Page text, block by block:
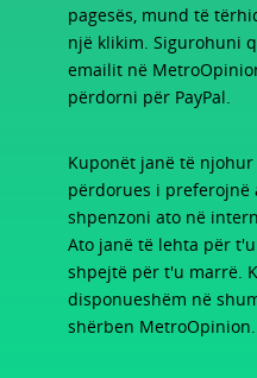
pagesës, mund të
një klikim. Sigurohuni
emailit në
përdorni për PayPal.
Kuponët janë të
përdorues i preferojnë
shpenzoni ato në
Ato janë të lehta për
shpejtë për t'u marrë.
disponueshëm në
shërben MetroOpinion.